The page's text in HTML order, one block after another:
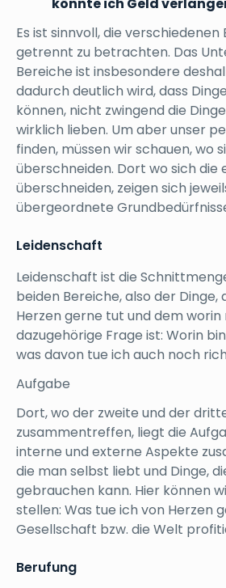
Es ist sinnvoll, die
getrennt zu betrachten. Das
Bereiche ist insbesondere
dadurch deutlich wird, dass
können, nicht zwingend die
wirklich lieben. Um aber unser
finden, müssen wir schauen, wo
überschneiden. Dort wo sich die
überschneiden, zeigen sich
übergeordnete
Leidenschaft
Leidenschaft ist die
beiden Bereiche, also der Dinge,
Herzen gerne tut und dem worin
dazugehörige Frage ist: Worin
was davon tue ich auch noch
Aufgabe
Dort, wo der zweite und der
zusammentreffen, liegt die
interne und externe Aspekte
die man selbst liebt und Dinge,
gebrauchen kann. Hier können
stellen: Was tue ich von Herzen
Gesellschaft bzw. die Welt
Berufung